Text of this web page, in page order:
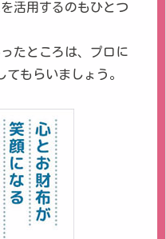
活用するのもひとつ
たところは、プロに
もらいましょう。